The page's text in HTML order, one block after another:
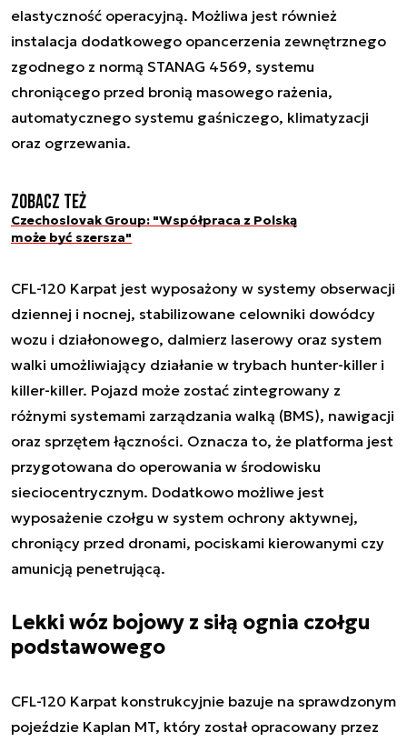
elastyczność operacyjną. Możliwa jest również
instalacja dodatkowego opancerzenia zewnętrznego
zgodnego z normą STANAG 4569, systemu
chroniącego przed bronią masowego rażenia,
automatycznego systemu gaśniczego, klimatyzacji
oraz ogrzewania.
Zobacz też
Czechoslovak Group: "Współpraca z Polską
może być szersza"
CFL-120 Karpat jest wyposażony w systemy obserwacji
dziennej i nocnej, stabilizowane celowniki dowódcy
wozu i działonowego, dalmierz laserowy oraz system
walki umożliwiający działanie w trybach hunter-killer i
killer-killer. Pojazd może zostać zintegrowany z
różnymi systemami zarządzania walką (BMS), nawigacji
oraz sprzętem łączności. Oznacza to, że platforma jest
przygotowana do operowania w środowisku
sieciocentrycznym. Dodatkowo możliwe jest
wyposażenie czołgu w system ochrony aktywnej,
chroniący przed dronami, pociskami kierowanymi czy
amunicją penetrującą.
Lekki wóz bojowy z siłą ognia czołgu
podstawowego
CFL-120 Karpat konstrukcyjnie bazuje na sprawdzonym
pojeździe Kaplan MT, który został opracowany przez